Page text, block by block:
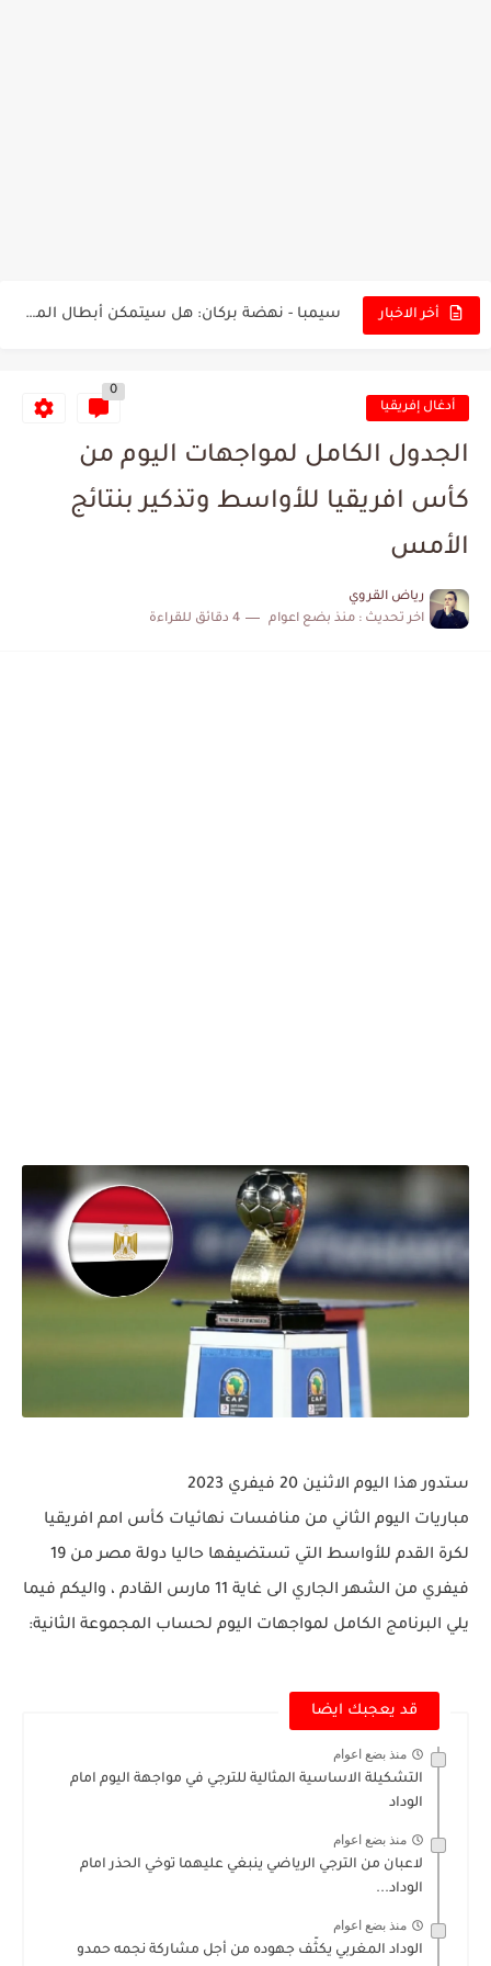
أخر الاخبار سيمبا - نهضة بركان: هل سيتمكن أبطال المغرب من الحفاظ...
البرنامج الكامل لنهائي البطولة بين الاتحاد المنستيري والنادي الإفريقي
كابتن مانشستر يونايتد يدعم حنبعل المجبري
أدغال إفريقيا
0
الجدول الكامل لمواجهات اليوم من
كأس افريقيا للأواسط وتذكير بنتائج
الأمس
رياض القروي
اخر تحديث : منذ بضع اعوام 4 دقائق للقراءة
ستدور هذا اليوم الاثنين 20 فيفري 2023
مباريات اليوم الثاني من منافسات نهائيات كأس امم افريقيا
لكرة القدم للأواسط التي تستضيفها حاليا دولة مصر من 19
فيفري من الشهر الجاري الى غاية 11 مارس القادم ، واليكم فيما
يلي البرنامج الكامل لمواجهات اليوم لحساب المجموعة الثانية:
قد يعجبك ايضا
منذ بضع اعوام
التشكيلة الاساسية المثالية للترجي في مواجهة اليوم امام
الوداد
منذ بضع اعوام
لاعبان من الترجي الرياضي ينبغي عليهما توخي الحذر امام
الوداد...
منذ بضع اعوام
الوداد المغربي يكثّف جهوده من أجل مشاركة نجمه حمدو